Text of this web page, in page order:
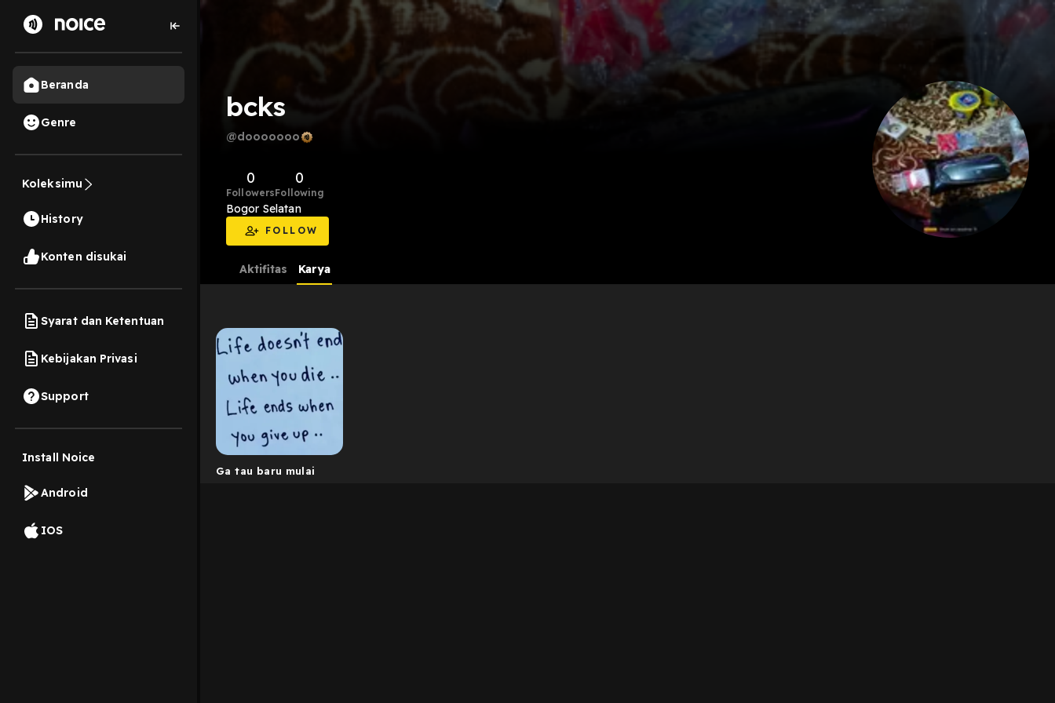
Beranda
Genre
Koleksimu
History
Konten disukai
Syarat dan Ketentuan
Kebijakan Privasi
Support
Install Noice
Android
IOS
bcks
@dooooooo
0
Followers
0
Following
Bogor Selatan
FOLLOW
Aktifitas Karya
Ga tau baru mulai